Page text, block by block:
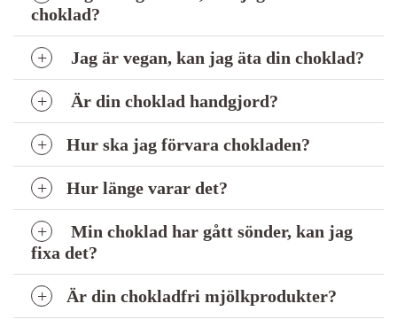
choklad?
Jag är vegan, kan jag äta din choklad?
Är din choklad handgjord?
Hur ska jag förvara chokladen?
Hur länge varar det?
Min choklad har gått sönder, kan jag
fixa det?
Är din chokladfri mjölkprodukter?